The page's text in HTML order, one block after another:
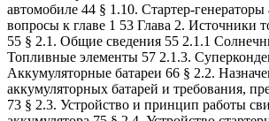
автомобиле 44 § 1.10. Стартер-
вопросы к главе 1 53 Глава 2. Источники
55 § 2.1. Общие сведения 55 2.1.1
Топливные элементы 57 2.1.3.
Аккумуляторные батареи 66 § 2.2.
аккумуляторных батарей и требования,
73 § 2.3. Устройство и принцип работы